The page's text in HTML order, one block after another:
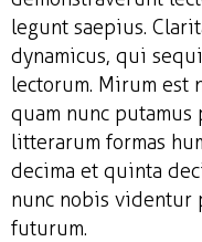
legunt saepius.
dynamicus, qui
lectorum. Mirum est
quam nunc putamus
litterarum formas
decima et quinta
nunc nobis videntur
futurum.